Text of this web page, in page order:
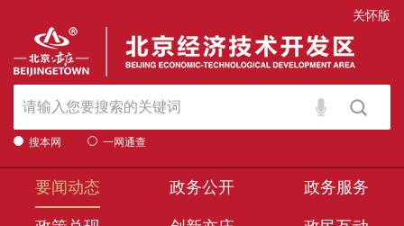
关怀版
搜本网 一网通查
要闻动态 政务公开 政务服务